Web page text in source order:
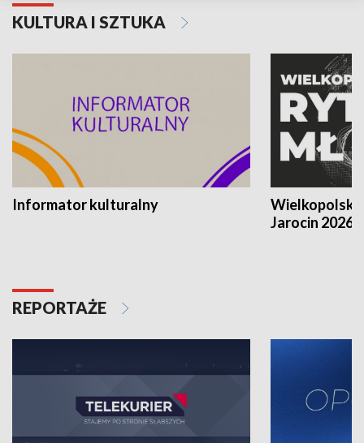
KULTURA I SZTUKA
Informator kulturalny
Jarocin 2026
REPORTAŻE